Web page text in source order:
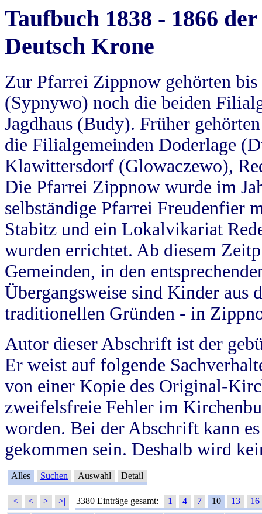
Taufbuch 1838 - 1866
Deutsch Krone
Zur Pfarrei Zippnow gehörten
(Sypnywo) noch die beiden
Jagdhaus (Budy). Früher
die Filialgemeinden Doderlage
Klawittersdorf (Glowaczewo),
Die Pfarrei Zippnow wurde im
selbständige Pfarrei Freudenfier
Stabitz und ein Lokalvikariat
wurden errichtet. Ab diesem
Gemeinden, in den
Übergangsweise sind Kinder aus
traditionellen Gründen - in
Autor dieser Abschrift ist der
Er weist auf folgende
von einer Kopie des Original-
zweifelsfreie Fehler im
worden. Bei der Abschrift kann
gekommen sein. Deshalb wird
Alles Suchen Auswahl Detail
|< < > >| 3380 Einträge gesamt: 1 4 7 10 13
16